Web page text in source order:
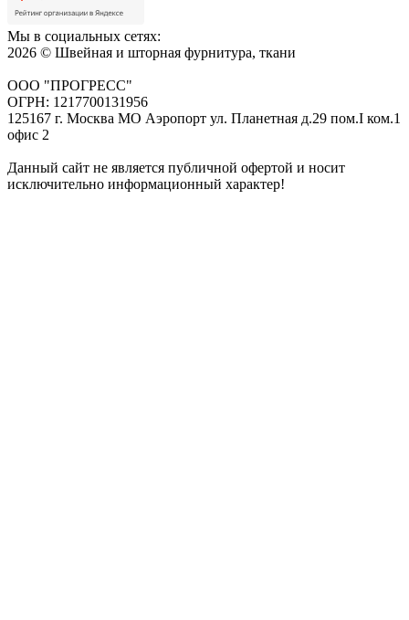
Мы в социальных сетях:
2026 © Швейная и шторная фурнитура, ткани
ООО "ПРОГРЕСС"
ОГРН: 1217700131956
125167 г. Москва МО Аэропорт ул. Планетная д.29 пом.I ком.1
офис 2
Данный сайт не является публичной офертой и носит
исключительно информационный характер!